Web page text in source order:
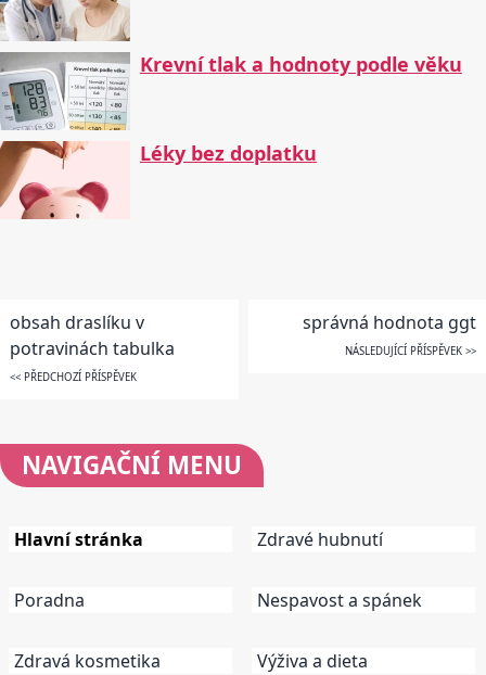
Krevní tlak a hodnoty podle věku
Léky bez doplatku
obsah draslíku v
potravinách tabulka
<< PŘEDCHOZÍ PŘÍSPĚVEK
správná hodnota ggt
NÁSLEDUJÍCÍ PŘÍSPĚVEK >>
NAVIGAČNÍ MENU
Hlavní stránka
Poradna
Zdravá kosmetika
Zdravé hubnutí
Nespavost a spánek
Výživa a dieta